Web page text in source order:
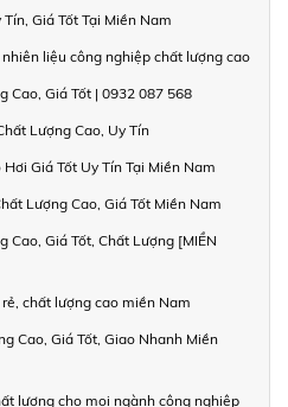
Giá Tốt Tại Miền Nam
liệu công nghiệp chất lượng cao
Cao, Giá Tốt | 0932 087 568
Lượng Cao, Uy Tín
Giá Tốt Uy Tín Tại Miền Nam
Lượng Cao, Giá Tốt Miền Nam
Cao, Giá Tốt, Chất Lượng [MIỀN
chất lượng cao miền Nam
Cao, Giá Tốt, Giao Nhanh Miền
lượng cho mọi ngành công nghiệp